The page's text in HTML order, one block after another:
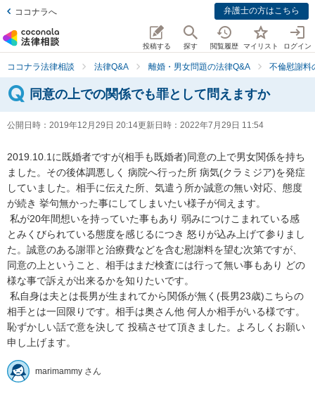
ココナラへ 弁護士の方はこちら
投稿する 探す 閲覧履歴 マイリスト ログイン
ココナラ法律相談 法律Q&A 離婚・男女問題の法律Q&A 不倫慰謝料
同意の上での関係でも罪として問えますか
公開日時： 2019年12月29日 20:14更新日時： 2022年7月29日 11:54
2019.10.1に既婚者ですが(相手も既婚者)同意の上で男女関係を持ち
ました。その後体調悪しく 病院へ行った所 病気(クラミジア)を発症
していました。相手に伝えた所、気遣う所か誠意の無い対応、態度
が続き 挙句無かった事にしてしまいたい様子が伺えます。
とみくびられている態度を感じるにつき 怒りが込み上げて参りまし
た。誠意のある謝罪と治療費などを含む慰謝料を望む次第ですが、
同意の上ということ、相手はまだ検査には行って無い事もあり どの
様な事で訴えが出来るかを知りたいです。
相手とは一回限りです。相手は奥さん他 何人か相手がいる様です。
恥ずかしい話で意を決して 投稿させて頂きました。よろしくお願い
申し上げます。
marimammy さん